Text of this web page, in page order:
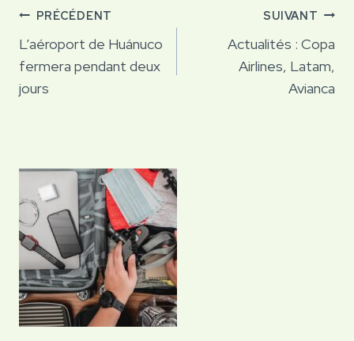
Navigation
de
l’article
PRÉCÉDENT
L’aéroport de Huánuco
fermera pendant deux
jours
SUIVANT
Actualités : Copa
Airlines, Latam,
Avianca